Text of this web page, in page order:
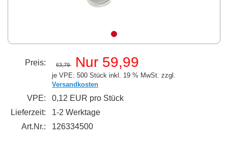
Preis: 63,79 Nur 59,99
je VPE: 500 Stück inkl. 19 % MwSt. zzgl.
Versandkosten
VPE:
0,12 EUR pro Stück
Lieferzeit:
1-2 Werktage
Art.Nr.:
126334500